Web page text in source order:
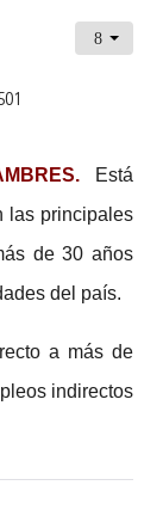
Está
las principales
de 30 años
del país.
a más de
indirectos